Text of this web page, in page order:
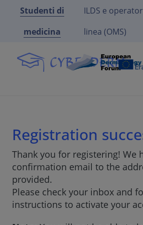
Studenti di
medicina
ILDS e
linea (OMS)
Registration
Thank you for registering! We
confirmation email to the
provided.
Please check your inbox and
instructions to activate your